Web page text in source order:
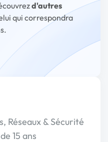
d'autres
qui correspondra
Réseaux & Sécurité
15 ans